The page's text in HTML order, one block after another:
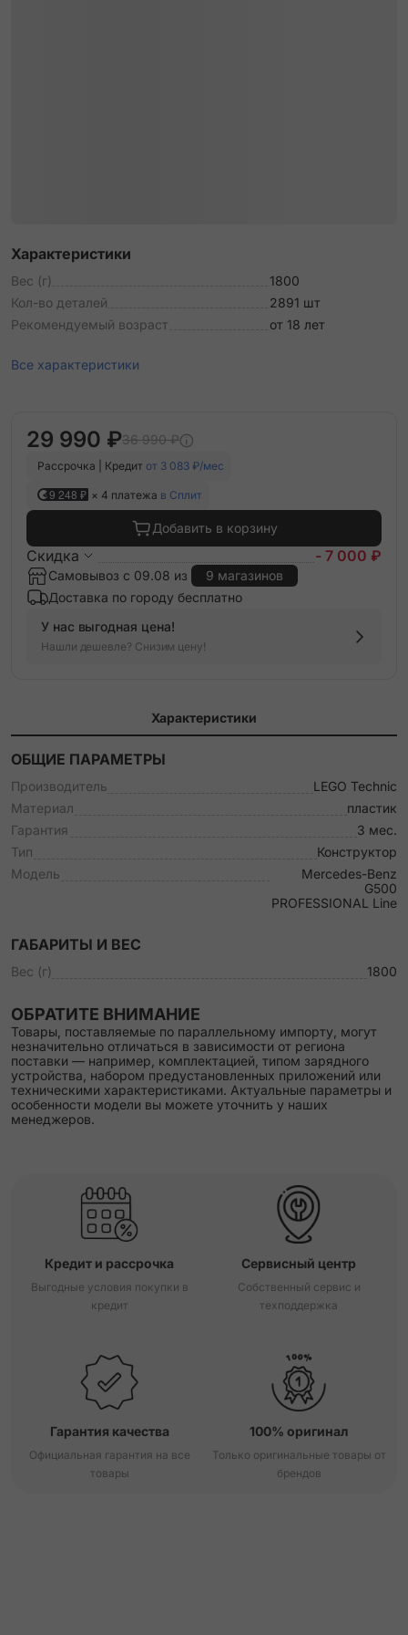
Характеристики
Вес (г)
1800
Кол-во деталей
2891 шт
Рекомендуемый возраст
от 18 лет
Все характеристики
29 990 ₽36 990 ₽
Рассрочка | Кредит от 3 083 ₽/мес
9 248 ₽ × 4 платежа в Сплит
Добавить в корзину
Скидка - 7 000 ₽
Самовывоз с 09.08 из
9 магазинов
Доставка по городу бесплатно
У нас выгодная цена!
Нашли дешевле? Снизим цену!
Характеристики
ОБЩИЕ ПАРАМЕТРЫ
Производитель
LEGO Technic
Материал
пластик
Гарантия
3 мес.
Тип
Конструктор
Модель
Mercedes-Benz
G500
PROFESSIONAL Line
ГАБАРИТЫ И ВЕС
Вес (г) 1800
ОБРАТИТЕ ВНИМАНИЕ
Товары, поставляемые по параллельному импорту, могут
незначительно отличаться в зависимости от региона
поставки — например, комплектацией, типом зарядного
устройства, набором предустановленных приложений или
техническими характеристиками. Актуальные параметры и
особенности модели вы можете уточнить у наших
менеджеров.
Кредит и рассрочка
Выгодные условия покупки в
кредит
Сервисный центр
Собственный сервис и
техподдержка
Гарантия качества
Официальная гарантия на все
товары
100% оригинал
Только оригинальные товары от
брендов